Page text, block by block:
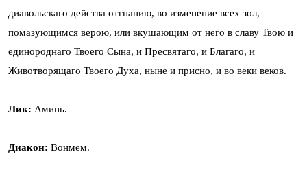
диавольскаго действа отгнанию, во изменение всех зол,
помазующимся верою, или вкушающим от него в славу Твою и
единороднаго Твоего Сына, и Пресвятаго, и Благаго, и
Животворящаго Твоего Духа, ныне и присно, и во веки веков.
Лик: Аминь.
Диакон: Вонмем.